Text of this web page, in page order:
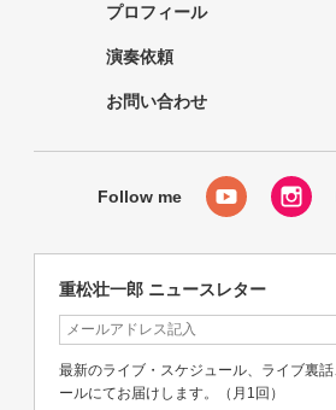
プロフィール
演奏依頼
お問い合わせ
重松壮一郎 ニュースレター
最新のライブ・スケジュール、ライブ裏
ールにてお届けします。（月1回）